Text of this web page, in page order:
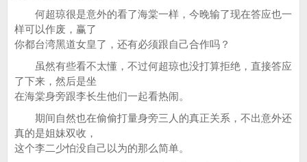
何超琼很是意外的看了海棠一样，今晚输了现在答应也一
样可以作废，赢了
你都台湾黑道女皇了，还有必须跟自己合作吗？
虽然有些看不太懂，不过何超琼也没打算拒绝，直接答应
了下来，然后是坐
在海棠身旁跟李长生他们一起看热闹。
期间自然也在偷偷打量身旁三人的真正关系，不出意外还
真的是姐妹双收，
这个李二少怕没自己以为的那么简单。